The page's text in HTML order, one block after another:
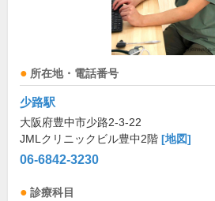
所在地・電話番号
少路駅
大阪府豊中市少路2-3-22
JMLクリニックビル豊中2階 [地図]
06-6842-3230
診療科目